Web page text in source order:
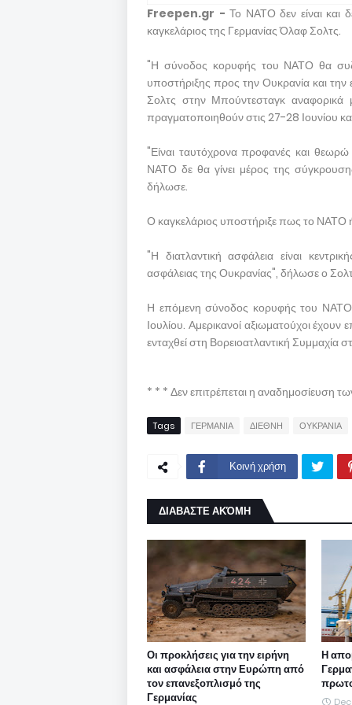
Freepen.gr - Το ΝΑΤΟ δεν είναι και
καγκελάριος της Γερμανίας Όλαφ Σολτς.
"Η σύνοδος κορυφής του ΝΑΤΟ θα
υποστήριξης προς την Ουκρανία και
Σολτς στην Μπούντεσταγκ
πραγματοποιηθούν στις 27-28 Ιουνίου
"Είναι ταυτόχρονα προφανές και
ΝΑΤΟ δε θα γίνει μέρος της
δήλωσε.
Ο καγκελάριος υποστήριξε πως το
"Η διατλαντική ασφάλεια είναι
ασφάλειας της Ουκρανίας", δήλωσε ο
Η επόμενη σύνοδος κορυφής του
Ιουλίου. Αμερικανοί αξιωματούχοι
ενταχθεί στη Βορειοατλαντική
* * * Δεν επιτρέπεται η αναδημοσίευση
Tags ΓΕΡΜΑΝΙΑ ΔΙΕΘΝΗ ΟΥΚΡΑΝΙΑ
Κοινή χρήση
ΔΙΑΒΑΣΤΕ ΑΚΌΜΗ
Οι προκλήσεις για την ειρήνη
και ασφάλεια στην Ευρώπη από
τον επανεξοπλισμό της
Γερμανίας
Η